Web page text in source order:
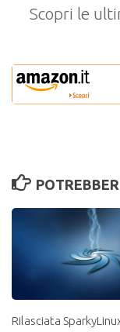
Scopri le
Rilasciata